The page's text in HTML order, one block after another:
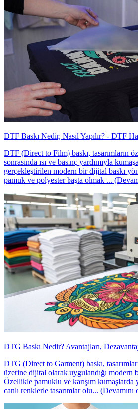
DTF Baskı Nedir, Nasıl Yapılır? - DTF
DTF (Direct to Film) baskı, tasarımların
sonrasında ısı ve basınç yardımıyla
gerçekleştirilen modern bir dijital baskı
pamuk ve polyester başta olmak ...
DTG Baskı Nedir? Avantajları,
DTG (Direct to Garment) baskı,
üzerine dijital olarak uygulandığı modern
Özellikle pamuklu ve karışım
canlı renklerle tasarımlar olu... (Devamını